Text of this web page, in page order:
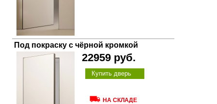
Под покраску с чёрной кромкой
22959 руб.
Купить дверь
НА СКЛАДЕ